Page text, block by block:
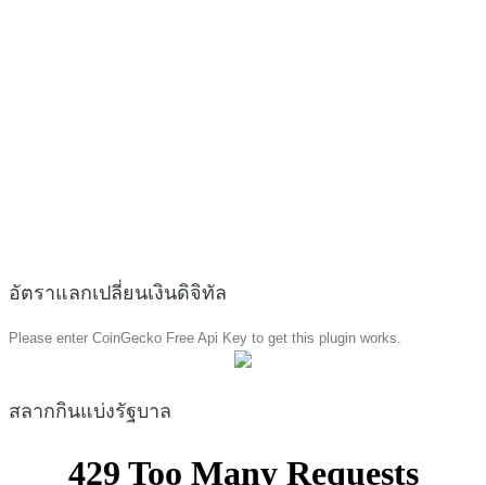
อัตราแลกเปลี่ยนเงินดิจิทัล
Please enter CoinGecko Free Api Key to get this plugin works.
สลากกินแบ่งรัฐบาล